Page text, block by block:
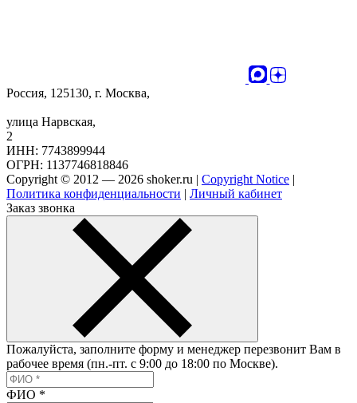
Россия, 125130, г. Москва,
улица Нарвская,
2
ИНН: 7743899944
ОГРН: 1137746818846
Copyright © 2012 — 2026 shoker.ru | Copyright Notice |
Политика конфиденциальности | Личный кабинет
Заказ звонка
Пожалуйста, заполните форму и менеджер перезвонит Вам в
рабочее время (пн.-пт. с 9:00 до 18:00 по Москве).
ФИО *